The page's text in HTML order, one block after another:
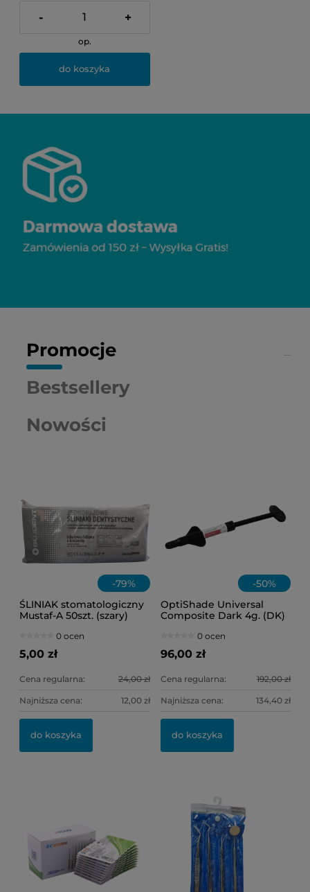
- +
op.
do koszyka
Promocje
Nowości
Bestsellery
-79%
ŚLINIAK stomatologiczny
Mustaf-A 50szt. (szary)
0 ocen
5,00 zł
Cena regularna: 24,00 zł
Najniższa cena: 12,00 zł
do koszyka
-50%
OptiShade Universal
Composite Dark 4g. (DK)
0 ocen
96,00 zł
Cena regularna: 192,00 zł
Najniższa cena: 134,40 zł
do koszyka